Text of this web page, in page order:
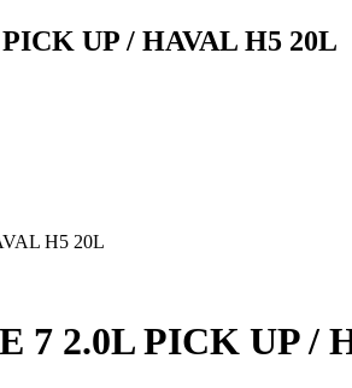
UP / HAVAL H5 20L
H5 20L
7 2.0L PICK UP /